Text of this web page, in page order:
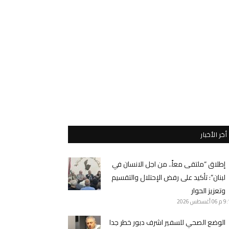
أخر الأخبار
إطلاق “ملتقى معاً.. من اجل الانسان في
لبنان”: تأكيد على رفض الإحتلال والتقسيم
وتعزيز الحوار
م 06 أغسطس 2026
الوضع الصحي للسفير اشرف دبور خطر جدا